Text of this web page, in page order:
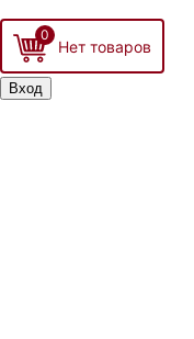
0
Вход